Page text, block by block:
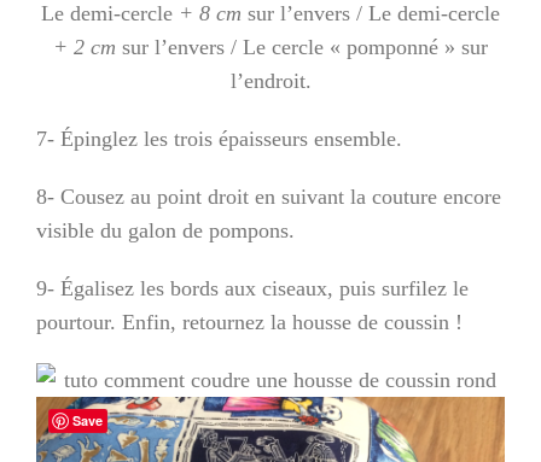
Le demi-cercle + 8 cm sur l’envers / Le demi-cercle
+ 2 cm sur l’envers / Le cercle « pomponné » sur
l’endroit.
7- Épinglez les trois épaisseurs ensemble.
8- Cousez au point droit en suivant la couture encore
visible du galon de pompons.
9- Égalisez les bords aux ciseaux, puis surfilez le
pourtour. Enfin, retournez la housse de coussin !
Save